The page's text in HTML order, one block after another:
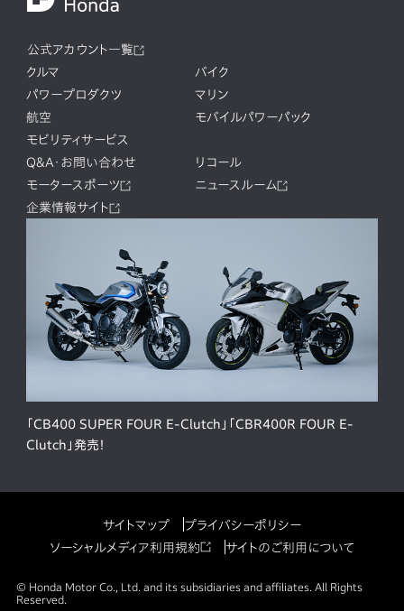
公式アカウント一覧
クルマ
バイク
パワープロダクツ
マリン
航空
モバイルパワーパック
モビリティサービス
Q&A・お問い合わせ
リコール
モータースポーツ
ニュースルーム
企業情報サイト
「CB400 SUPER FOUR E-Clutch」「CBR400R FOUR E-
Clutch」発売！
サイトマップ
プライバシーポリシー
ソーシャルメディア利用規約
サイトのご利用について
© Honda Motor Co., Ltd. and its subsidiaries and affiliates. All Rights
Reserved.